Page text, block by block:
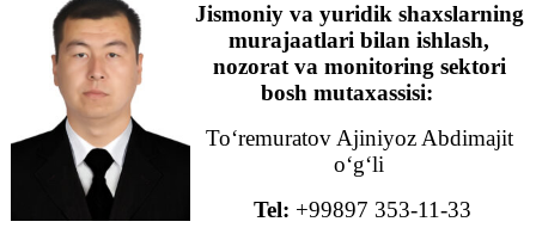
Jismoniy va yuridik shaxslarning
murajaatlari bilan ishlash,
nozorat va monitoring sektori
bosh mutaxassisi:
To‘remuratov Ajiniyoz Abdimajit
o‘g‘li
Tel: +99897 353-11-33